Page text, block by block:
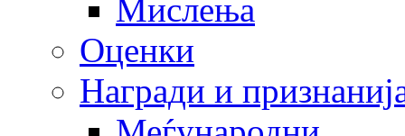
Мислења
Оценки
Награди и